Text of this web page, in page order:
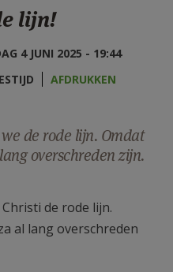
lijn!
4 JUNI 2025 - 19:44
AFDRUKKEN
de rode lijn. Omdat
overschreden zijn.
de rode lijn.
al lang overschreden